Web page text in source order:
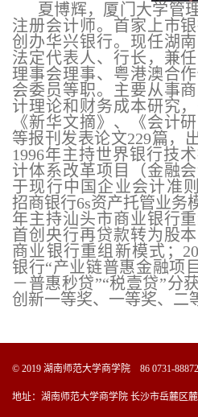
夏博辉，厦门大学管
注册会计师。首家上市
创办华兴银行。现任湖
法定代表人、行长，兼
理事会理事、粤港澳合
会委员等职。
主要从事
计理论和财务成本研究
《新华文摘》、《会计
等报刊发表论文229篇，
1996年主持世界银行技
计体系改革项目（金融
于现行中国企业会计准则
招商银行6s资产托管业务
年主持汕头市商业银行
首创央行再贷款转为股
商业银行重组新模式；
银行“产业链普惠金融项
－普惠秒贷”“税壹贷”分
创新一等奖、一等奖、
© 2019 湖南师范大学商学院 86 0731-
地址：湖南师范大学商学院 长沙市岳麓区